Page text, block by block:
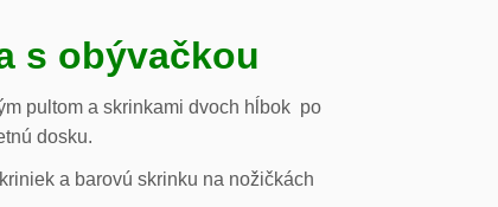
s obývačkou
pultom a skrinkami dvoch hĺbok po
dosku.
a barovú skrinku na nožičkách